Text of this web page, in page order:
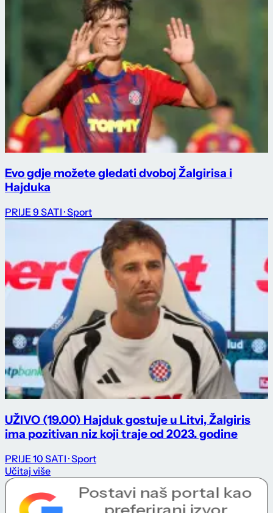
Evo gdje možete gledati dvoboj Žalgirisa i
Hajduka
PRIJE 9 SATI · Sport
UŽIVO (19.00) Hajduk gostuje u Litvi, Žalgiris
ima pozitivan niz koji traje od 2023. godine
PRIJE 10 SATI · Sport
Učitaj više